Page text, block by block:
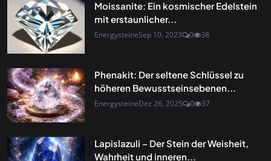
Moissanite: Ein kosmischer Edelstein
mit erstaunlicher...
EnergysteineSep 10, 2023 0 38
Phenakit: Der seltene Schlüssel zu
höheren Bewusstseinsebenen...
EnergysteineDez 26, 2025 0 37
Lapislazuli – Der Stein der Weisheit,
Wahrheit und inneren...